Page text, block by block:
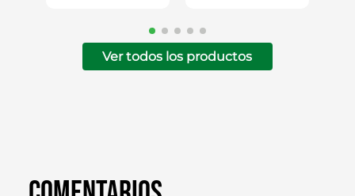
Ver todos los productos